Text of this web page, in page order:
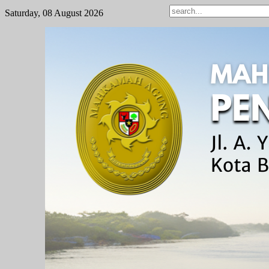
Saturday, 08 August 2026